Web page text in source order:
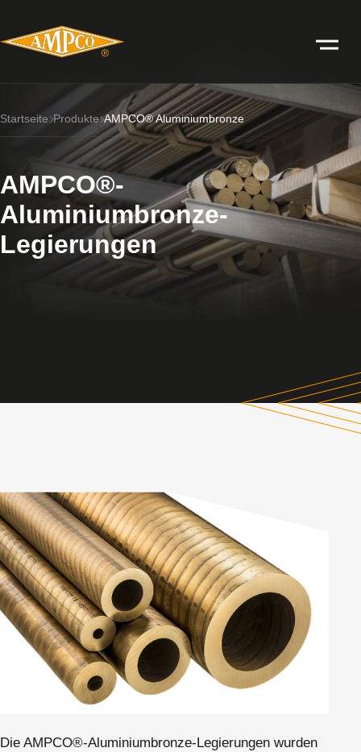
Startseite Produkte AMPCO® Aluminiumbronze
AMPCO®-
Aluminiumbronze-
Legierungen
Die AMPCO®-Aluminiumbronze-Legierungen wurden